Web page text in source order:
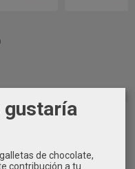
gustaría
de chocolate,
contribución a tu